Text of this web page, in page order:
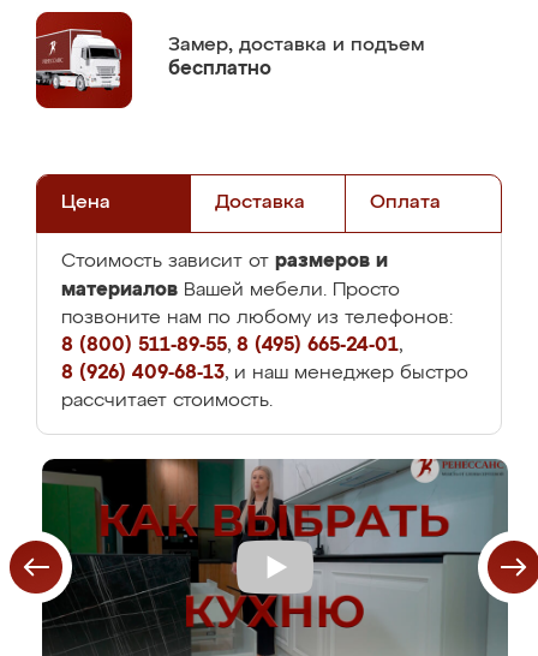
Замер, доставка и подъем
бесплатно
Цена Доставка Оплата
Стоимость зависит от размеров и
материалов Вашей мебели. Просто
позвоните нам по любому из телефонов:
8 (800) 511-89-55, 8 (495) 665-24-01,
8 (926) 409-68-13, и наш менеджер быстро
рассчитает стоимость.